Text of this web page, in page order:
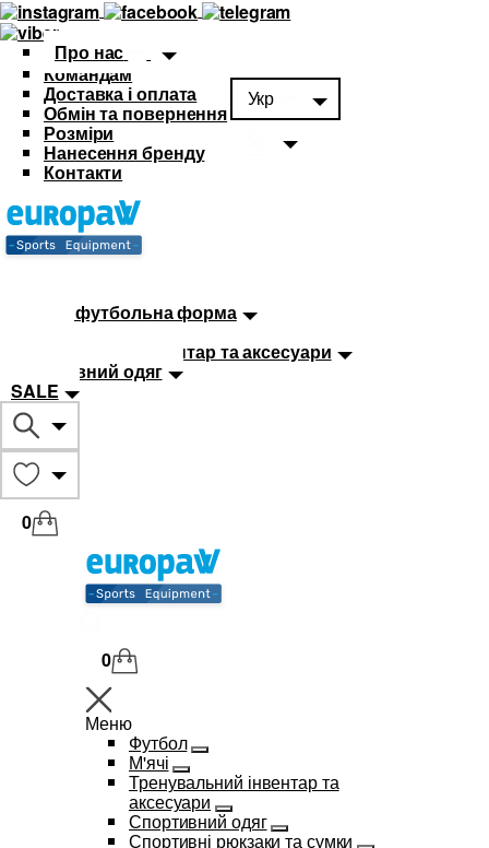
Про нас
Командам
Доставка і оплата
Обмін та повернення
Розміри
Нанесення бренду
Контакти
Укр
Дитяча футбольна форма
Тренувальний інвентар та аксесуари
Спортивний одяг
SALE
0
0
Меню
Футбол
М'ячі
Тренувальний інвентар та
аксесуари
Спортивний одяг
Спортивні рюкзаки та сумки